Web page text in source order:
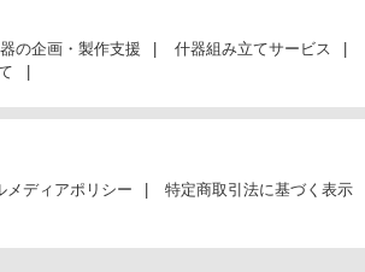
の企画・製作支援
什器組み立てサービス
メディアポリシー 特定商取引法に基づく表示